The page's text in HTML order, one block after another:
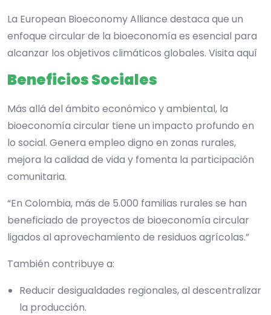
La European Bioeconomy Alliance destaca que un
enfoque circular de la bioeconomía es esencial para
alcanzar los objetivos climáticos globales. Visita aquí
Beneficios Sociales
Más allá del ámbito económico y ambiental, la
bioeconomía circular tiene un impacto profundo en
lo social. Genera empleo digno en zonas rurales,
mejora la calidad de vida y fomenta la participación
comunitaria.
“En Colombia, más de 5.000 familias rurales se han
beneficiado de proyectos de bioeconomía circular
ligados al aprovechamiento de residuos agrícolas.”
También contribuye a:
Reducir desigualdades regionales, al descentralizar
la producción.